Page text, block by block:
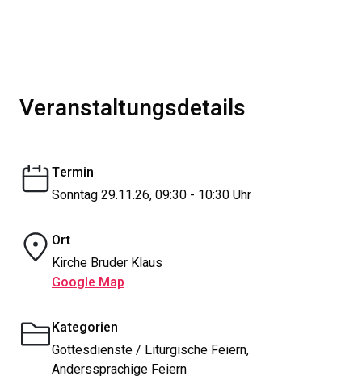
Veranstaltungsdetails
Termin
Sonntag 29.11.26, 09:30 - 10:30 Uhr
Ort
Kirche Bruder Klaus
Google Map
Kategorien
Gottesdienste / Liturgische Feiern,
Anderssprachige Feiern